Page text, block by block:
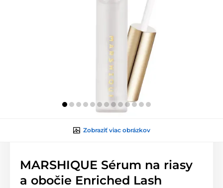
Zobraziť viac obrázkov
MARSHIQUE Sérum na riasy
a obočie Enriched Lash